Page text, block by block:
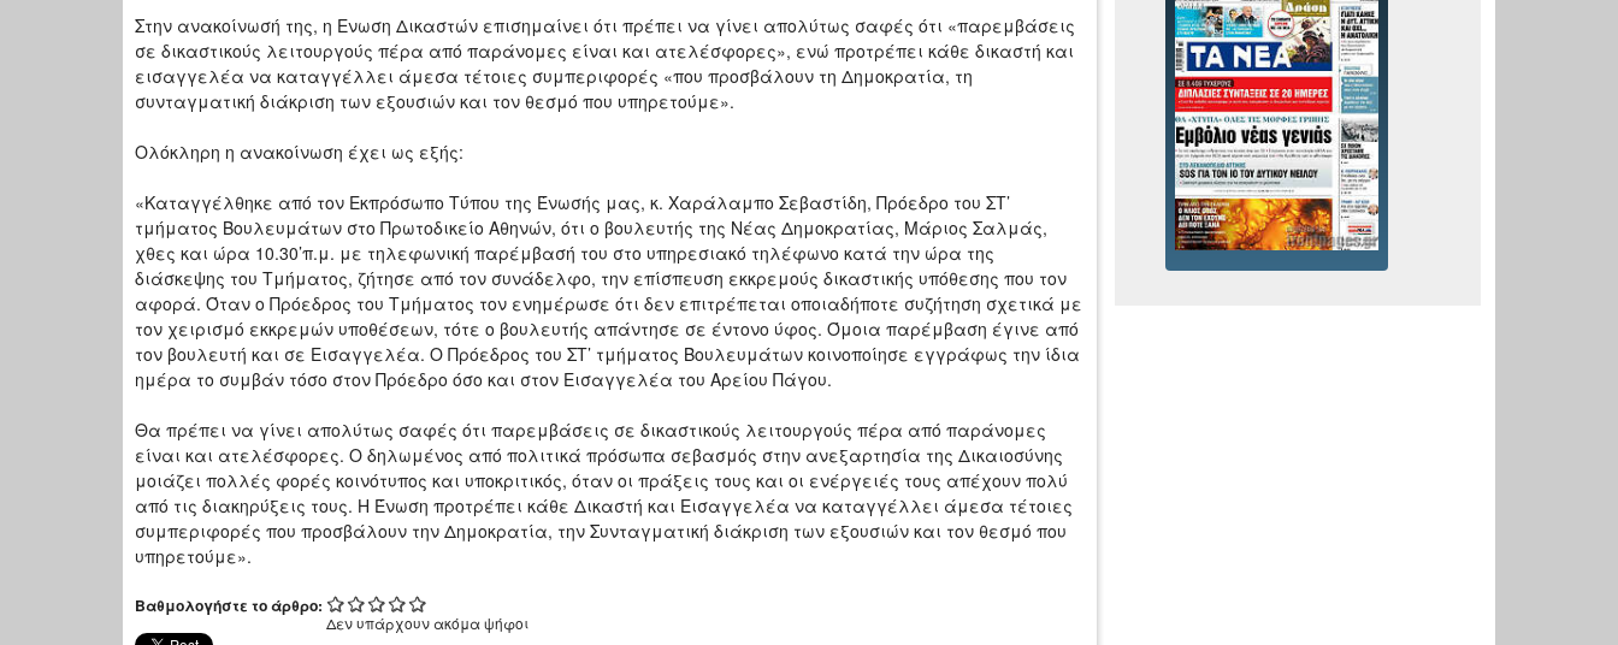
Στην ανακοίνωσή της, η Ενωση Δικαστών επισημαίνει ότι πρέπει να γίνει απολύτως σαφές ότι «παρεμβάσεις
σε δικαστικούς λειτουργούς πέρα από παράνομες είναι και ατελέσφορες», ενώ προτρέπει κάθε δικαστή και
εισαγγελέα να καταγγέλλει άμεσα τέτοιες συμπεριφορές «που προσβάλουν τη Δημοκρατία, τη
συνταγματική διάκριση των εξουσιών και τον θεσμό που υπηρετούμε».
Ολόκληρη η ανακοίνωση έχει ως εξής:
«Καταγγέλθηκε από τον Εκπρόσωπο Τύπου της Ένωσής μας, κ. Χαράλαμπο Σεβαστίδη, Πρόεδρο του ΣΤ’
τμήματος Βουλευμάτων στο Πρωτοδικείο Αθηνών, ότι ο βουλευτής της Νέας Δημοκρατίας, Μάριος Σαλμάς,
χθες και ώρα 10.30’π.μ. με τηλεφωνική παρέμβασή του στο υπηρεσιακό τηλέφωνο κατά την ώρα της
διάσκεψης του Τμήματος, ζήτησε από τον συνάδελφο, την επίσπευση εκκρεμούς δικαστικής υπόθεσης που τον
αφορά. Όταν ο Πρόεδρος του Τμήματος τον ενημέρωσε ότι δεν επιτρέπεται οποιαδήποτε συζήτηση σχετικά με
τον χειρισμό εκκρεμών υποθέσεων, τότε ο βουλευτής απάντησε σε έντονο ύφος. Όμοια παρέμβαση έγινε από
τον βουλευτή και σε Εισαγγελέα. Ο Πρόεδρος του ΣΤ’ τμήματος Βουλευμάτων κοινοποίησε εγγράφως την ίδια
ημέρα το συμβάν τόσο στον Πρόεδρο όσο και στον Εισαγγελέα του Αρείου Πάγου.
Θα πρέπει να γίνει απολύτως σαφές ότι παρεμβάσεις σε δικαστικούς λειτουργούς πέρα από παράνομες
είναι και ατελέσφορες. Ο δηλωμένος από πολιτικά πρόσωπα σεβασμός στην ανεξαρτησία της Δικαιοσύνης
μοιάζει πολλές φορές κοινότυπος και υποκριτικός, όταν οι πράξεις τους και οι ενέργειές τους απέχουν πολύ
από τις διακηρύξεις τους. Η Ένωση προτρέπει κάθε Δικαστή και Εισαγγελέα να καταγγέλλει άμεσα τέτοιες
συμπεριφορές που προσβάλουν την Δημοκρατία, την Συνταγματική διάκριση των εξουσιών και τον θεσμό που
υπηρετούμε».
Βαθμολογήστε το άρθρο:
Δεν υπάρχουν ακόμα ψήφοι